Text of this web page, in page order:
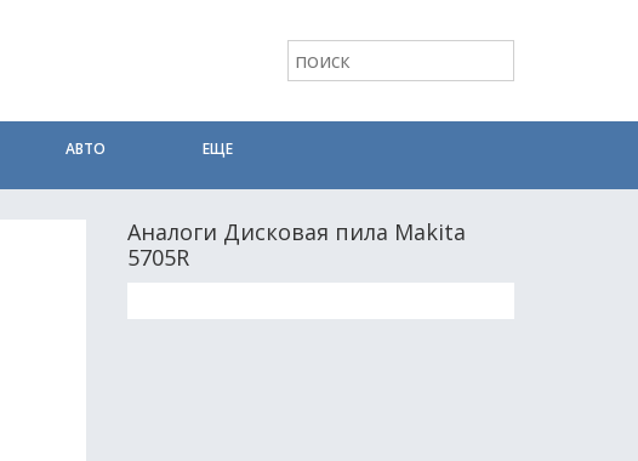
АВТО ЕЩЕ
Аналоги Дисковая пила Makita
5705R